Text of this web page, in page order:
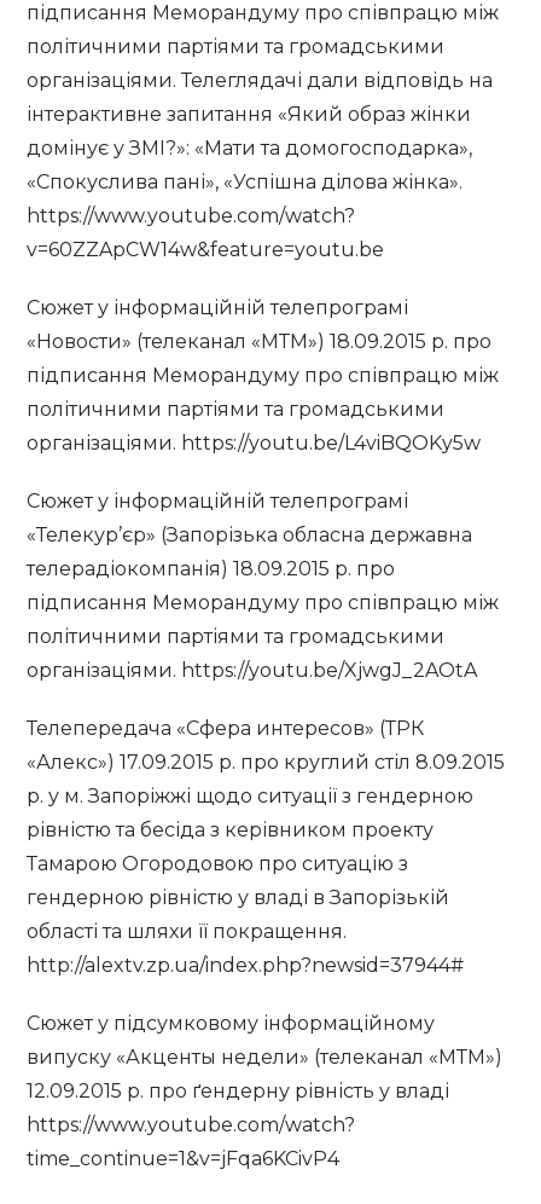
підписання Меморандуму про співпрацю між
політичними партіями та громадськими
організаціями. Телеглядачі дали відповідь на
інтерактивне запитання «Який образ жінки
домінує у ЗМІ?»: «Мати та домогосподарка»,
«Спокуслива пані», «Успішна ділова жінка».
https://www.youtube.com/watch?
v=60ZZApCW14w&feature=youtu.be
Сюжет у інформаційній телепрограмі
«Новости» (телеканал «МТМ») 18.09.2015 р. про
підписання Меморандуму про співпрацю між
політичними партіями та громадськими
організаціями. https://youtu.be/L4viBQOKy5w
Сюжет у інформаційній телепрограмі
«Телекур’єр» (Запорізька обласна державна
телерадіокомпанія) 18.09.2015 р. про
підписання Меморандуму про співпрацю між
політичними партіями та громадськими
організаціями. https://youtu.be/XjwgJ_2AOtA
Телепередача «Сфера интересов» (ТРК
«Алекс») 17.09.2015 р. про круглий стіл 8.09.2015
р. у м. Запоріжжі щодо ситуації з гендерною
рівністю та бесіда з керівником проекту
Тамарою Огородовою про ситуацію з
гендерною рівністю у владі в Запорізькій
області та шляхи її покращення.
http://alextv.zp.ua/index.php?newsid=37944#
Сюжет у підсумковому інформаційному
випуску «Акценты недели» (телеканал «МТМ»)
12.09.2015 р. про ґендерну рівність у владі
https://www.youtube.com/watch?
time_continue=1&v=jFqa6KCivP4